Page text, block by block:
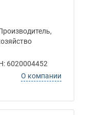
6020004452
О компании